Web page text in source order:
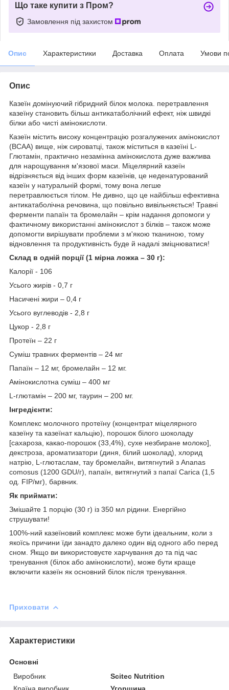
Що таке купити з Пром?
Замовлення під захистом
Опис Характеристики Доставка Оплата Умови
Опис
Казеїн домінуючий гібридний білок молока. перетравлення
казеїну становить більш антикатаболічний ефект, ніж швидкі
білки або чисті амінокислоти.
Казеїн містить високу концентрацію розгалужених амінокислот
(BCAA) вище, ніж сироватці, також міститься в казеїні L-
Глютамін, практично незамінна амінокислота дуже важлива
для нарощування м'язової маси. Міцелярний казеїн
відрізняється від інших форм казеїнів, це неденатурований
казеїн у натуральній формі, тому вона легше
перетравлюється тілом. Не дивно, що це найбільш ефективна
антикатаболічна речовина, що повільно вивільняється! Травні
ферменти папаїн та бромелайн – крім надання допомоги у
фактичному використанні амінокислот з білків – також може
допомогти вирішувати проблеми з м'якою тканиною, тому
відновлення та продуктивність буде й надалі зміцнюватися!
Склад в одній порції (1 мірна ложка – 30 г):
Калорії - 106
Усього жирів - 0,7 г
Насичені жири – 0,4 г
Усього вуглеводів - 2,8 г
Цукор - 2,8 г
Протеїн – 22 г
Суміш травних ферментів – 24 мг
Папаїн – 12 мг, бромелайн – 12 мг.
Амінокислотна суміш – 400 мг
L-глютамін – 200 мг, таурин – 200 мг.
Інгредієнти:
Комплекс молочного протеїну (концентрат міцелярного
казеїну та казеїнат кальцію), порошок білого шоколаду
[сахароза, какао-порошок (33,4%), сухе незбиране молоко],
декстроза, ароматизатори (диня, білий шоколад), хлорид
натрію, L-глютаслам, тау бромелайн, витягнутий з Ananas
comosus (1200 GDU/г), папаїн, витягнутий з папаї Carica (1,5
од. FIP/мг), барвник.
Як приймати:
Змішайте 1 порцію (30 г) із 350 мл рідини. Енергійно
струшувати!
100%-ний казеїновий комплекс може бути ідеальним, коли з
якоїсь причини їди занадто далеко один від одного або перед
сном. Якщо ви використовуєте харчування до та під час
тренування (білок або амінокислоти), може бути краще
включити казеїн як основний білок після тренування.
Приховати
Характеристики
Основні
Виробник
Scitec Nutrition
Країна виробник
Угорщина